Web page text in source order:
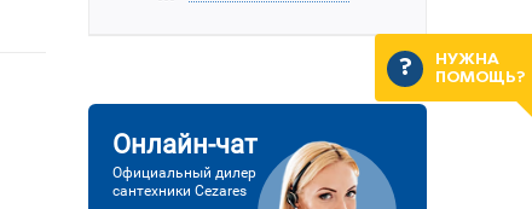
Онлайн-чат
Официальный дилер
сантехники Cezares
НУЖНА
ПОМОЩЬ?